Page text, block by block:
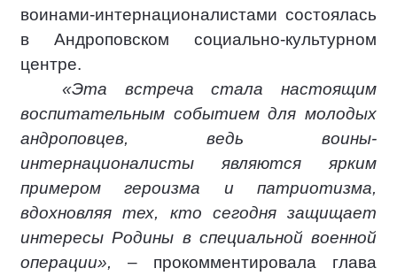
воинами-интернационалистами состоялась
в Андроповском социально-культурном
центре.
«Эта встреча стала настоящим
воспитательным событием для молодых
андроповцев, ведь воины-
интернационалисты являются ярким
примером героизма и патриотизма,
вдохновляя тех, кто сегодня защищает
интересы Родины в специальной военной
операции», – прокомментировала глава